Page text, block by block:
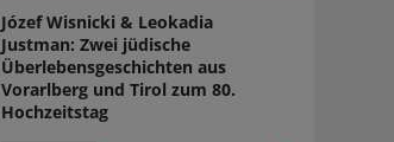
Józef Wisnicki & Leokadia
Justman: Zwei jüdische
Überlebensgeschichten aus
Vorarlberg und Tirol zum 80.
Hochzeitstag